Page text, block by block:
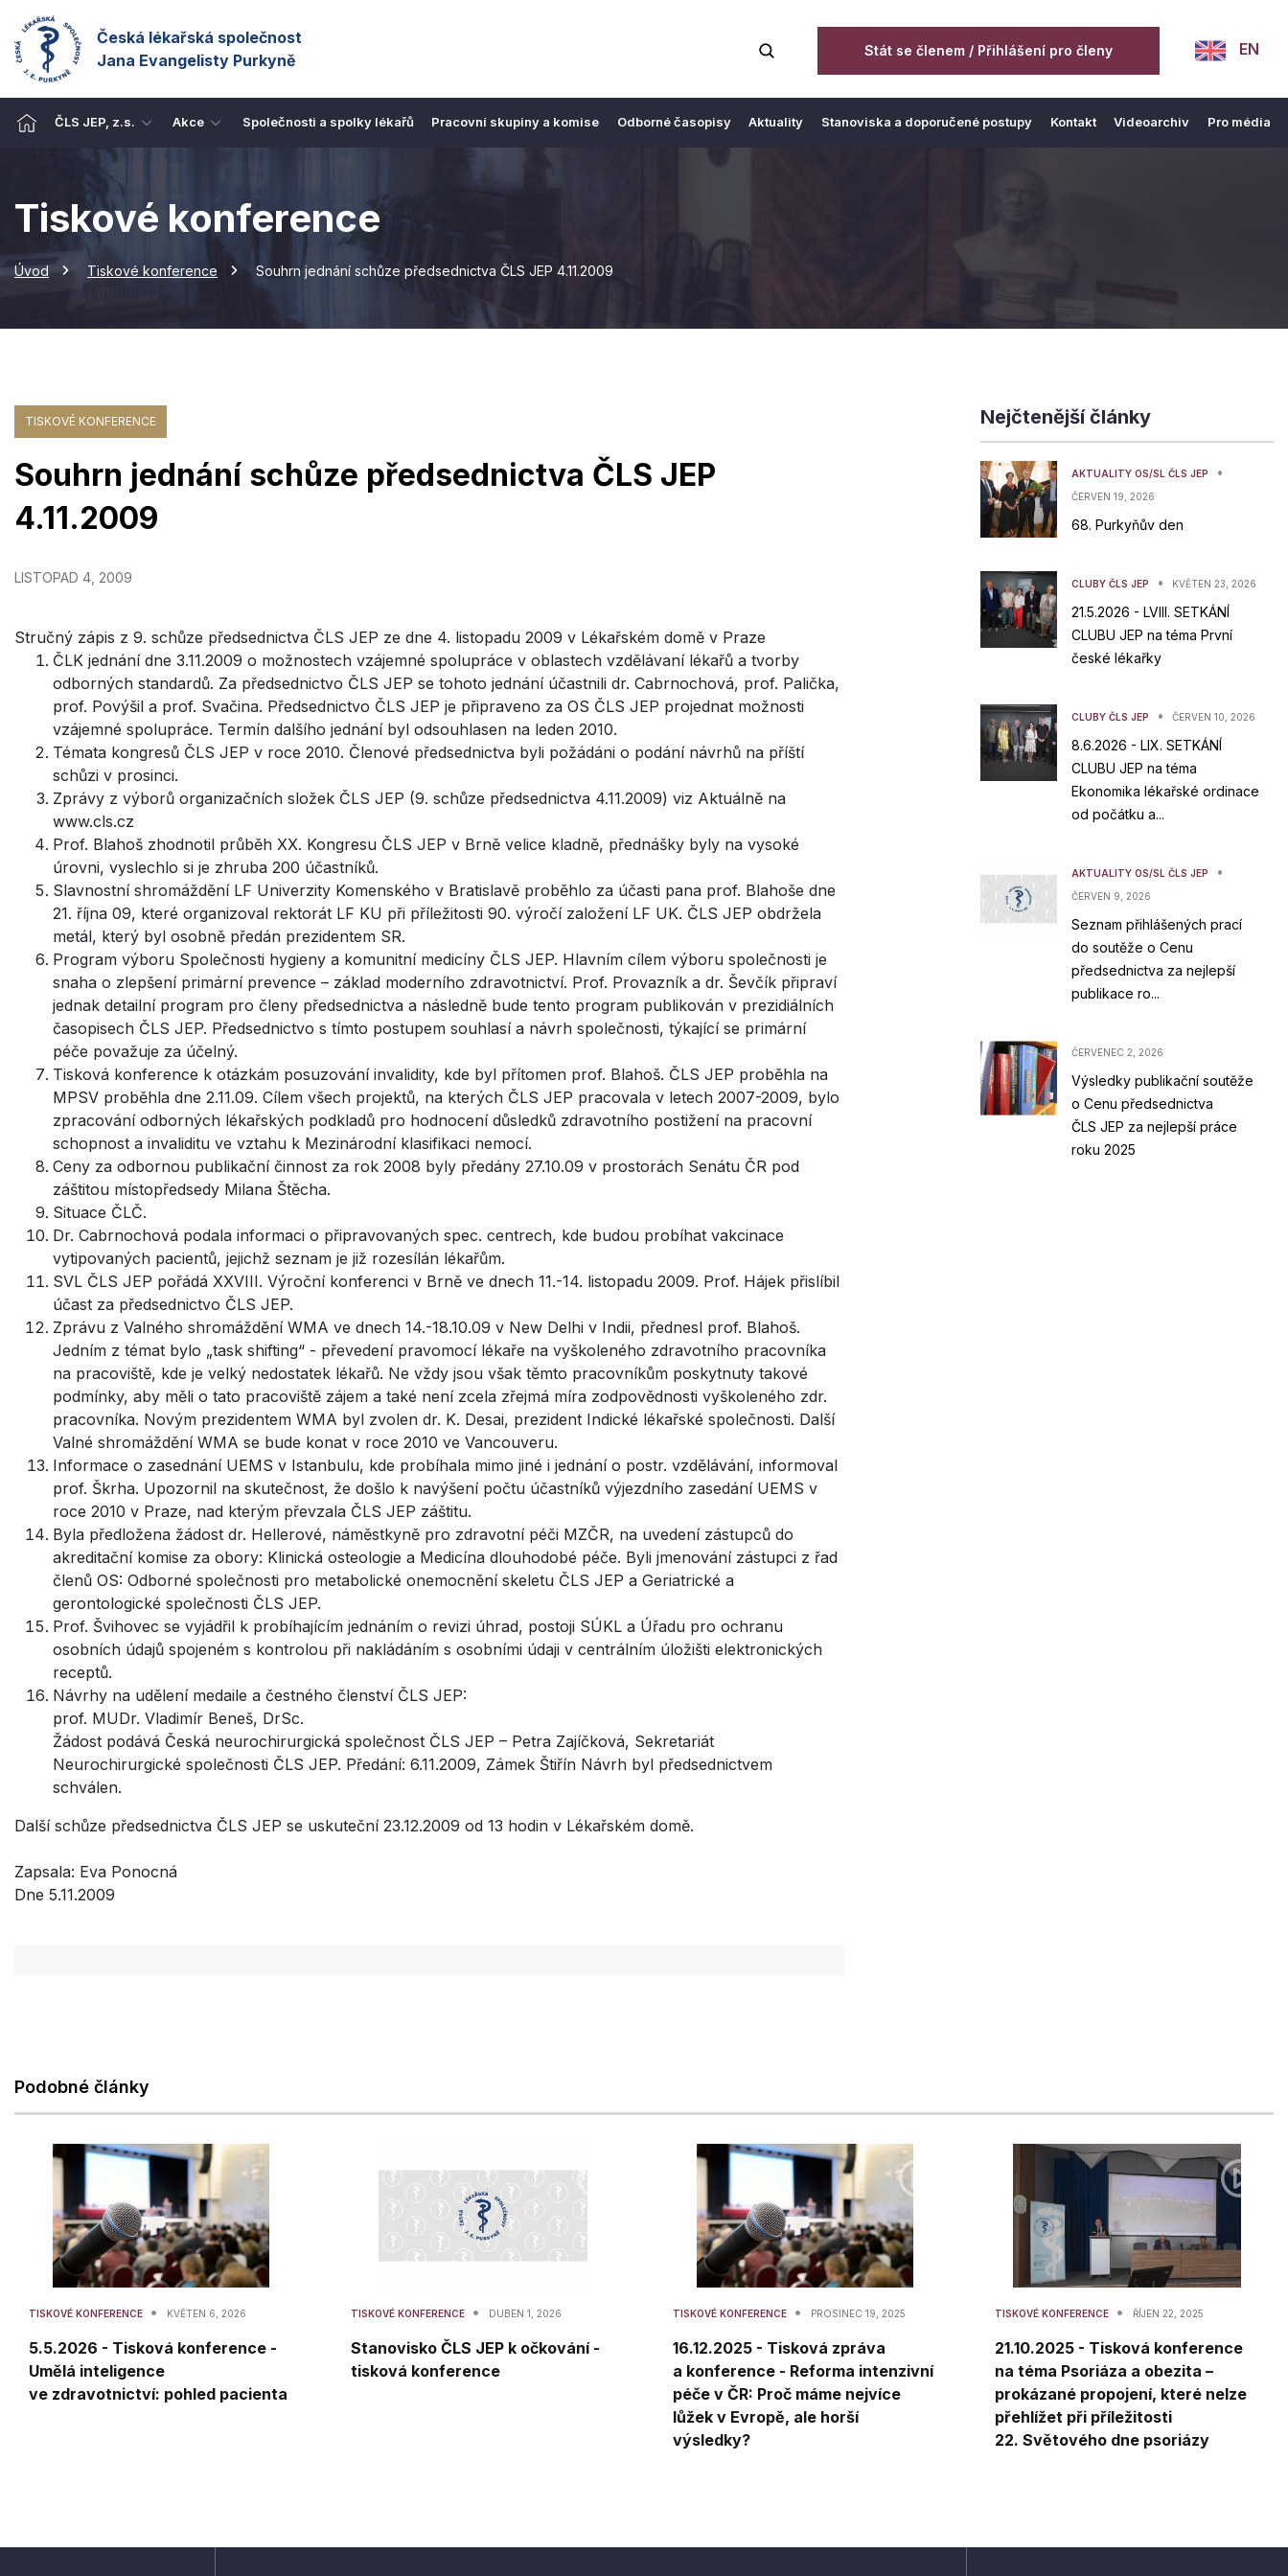
Česká lékařská společnost
Jana Evangelisty Purkyně
ČLS JEP, z.s. Akce Společnosti a spolky lékařů Pracovní skupiny a komise Odborné časopisy Aktuality Stanoviska a doporučené postupy Kontakt Videoarchiv Pro média
Stát se členem / Přihlášení pro členy EN
Tiskové konference
Úvod Tiskové konference Souhrn jednání schůze předsednictva ČLS JEP 4.11.2009
TISKOVÉ KONFERENCE
Souhrn jednání schůze předsednictva ČLS JEP
4.11.2009
LISTOPAD 4, 2009
Stručný zápis z 9. schůze předsednictva ČLS JEP ze dne 4. listopadu 2009 v Lékařském domě v Praze
ČLK jednání dne 3.11.2009 o možnostech vzájemné spolupráce v oblastech vzdělávaní lékařů a tvorby
odborných standardů. Za předsednictvo ČLS JEP se tohoto jednání účastnili dr. Cabrnochová, prof. Palička,
prof. Povýšil a prof. Svačina. Předsednictvo ČLS JEP je připraveno za OS ČLS JEP projednat možnosti
vzájemné spolupráce. Termín dalšího jednání byl odsouhlasen na leden 2010.
Témata kongresů ČLS JEP v roce 2010. Členové předsednictva byli požádáni o podání návrhů na příští
schůzi v prosinci.
Zprávy z výborů organizačních složek ČLS JEP (9. schůze předsednictva 4.11.2009) viz Aktuálně na
www.cls.cz
Prof. Blahoš zhodnotil průběh XX. Kongresu ČLS JEP v Brně velice kladně, přednášky byly na vysoké
úrovni, vyslechlo si je zhruba 200 účastníků.
Slavnostní shromáždění LF Univerzity Komenského v Bratislavě proběhlo za účasti pana prof. Blahoše dne
21. října 09, které organizoval rektorát LF KU při příležitosti 90. výročí založení LF UK. ČLS JEP obdržela
metál, který byl osobně předán prezidentem SR.
Program výboru Společnosti hygieny a komunitní medicíny ČLS JEP. Hlavním cílem výboru společnosti je
snaha o zlepšení primární prevence – základ moderního zdravotnictví. Prof. Provazník a dr. Ševčík připraví
jednak detailní program pro členy předsednictva a následně bude tento program publikován v prezidiálních
časopisech ČLS JEP. Předsednictvo s tímto postupem souhlasí a návrh společnosti, týkající se primární
péče považuje za účelný.
Tisková konference k otázkám posuzování invalidity, kde byl přítomen prof. Blahoš. ČLS JEP proběhla na
MPSV proběhla dne 2.11.09. Cílem všech projektů, na kterých ČLS JEP pracovala v letech 2007-2009, bylo
zpracování odborných lékařských podkladů pro hodnocení důsledků zdravotního postižení na pracovní
schopnost a invaliditu ve vztahu k Mezinárodní klasifikaci nemocí.
Ceny za odbornou publikační činnost za rok 2008 byly předány 27.10.09 v prostorách Senátu ČR pod
záštitou místopředsedy Milana Štěcha.
Situace ČLČ.
Dr. Cabrnochová podala informaci o připravovaných spec. centrech, kde budou probíhat vakcinace
vytipovaných pacientů, jejichž seznam je již rozesílán lékařům.
SVL ČLS JEP pořádá XXVIII. Výroční konferenci v Brně ve dnech 11.-14. listopadu 2009. Prof. Hájek přislíbil
účast za předsednictvo ČLS JEP.
Zprávu z Valného shromáždění WMA ve dnech 14.-18.10.09 v New Delhi v Indii, přednesl prof. Blahoš.
Jedním z témat bylo „task shifting“ - převedení pravomocí lékaře na vyškoleného zdravotního pracovníka
na pracoviště, kde je velký nedostatek lékařů. Ne vždy jsou však těmto pracovníkům poskytnuty takové
podmínky, aby měli o tato pracoviště zájem a také není zcela zřejmá míra zodpovědnosti vyškoleného zdr.
pracovníka. Novým prezidentem WMA byl zvolen dr. K. Desai, prezident Indické lékařské společnosti. Další
Valné shromáždění WMA se bude konat v roce 2010 ve Vancouveru.
Informace o zasednání UEMS v Istanbulu, kde probíhala mimo jiné i jednání o postr. vzdělávání, informoval
prof. Škrha. Upozornil na skutečnost, že došlo k navýšení počtu účastníků výjezdního zasedání UEMS v
roce 2010 v Praze, nad kterým převzala ČLS JEP záštitu.
Byla předložena žádost dr. Hellerové, náměstkyně pro zdravotní péči MZČR, na uvedení zástupců do
akreditační komise za obory: Klinická osteologie a Medicína dlouhodobé péče. Byli jmenování zástupci z řad
členů OS: Odborné společnosti pro metabolické onemocnění skeletu ČLS JEP a Geriatrické a
gerontologické společnosti ČLS JEP.
Prof. Švihovec se vyjádřil k probíhajícím jednáním o revizi úhrad, postoji SÚKL a Úřadu pro ochranu
osobních údajů spojeném s kontrolou při nakládáním s osobními údaji v centrálním úložišti elektronických
receptů.
Návrhy na udělení medaile a čestného členství ČLS JEP:
prof. MUDr. Vladimír Beneš, DrSc.
Žádost podává Česká neurochirurgická společnost ČLS JEP – Petra Zajíčková, Sekretariát
Neurochirurgické společnosti ČLS JEP. Předání: 6.11.2009, Zámek Štiřín Návrh byl předsednictvem
schválen.
Další schůze předsednictva ČLS JEP se uskuteční 23.12.2009 od 13 hodin v Lékařském domě.
Zapsala: Eva Ponocná
Dne 5.11.2009
Nejčtenější články
AKTUALITY OS/SL ČLS JEP •
ČERVEN 19, 2026
68. Purkyňův den
CLUBY ČLS JEP • KVĚTEN 23, 2026
21.5.2026 - LVIII. SETKÁNÍ
CLUBU JEP na téma První
české lékařky
CLUBY ČLS JEP • ČERVEN 10, 2026
8.6.2026 - LIX. SETKÁNÍ
CLUBU JEP na téma
Ekonomika lékařské ordinace
od počátku a...
AKTUALITY OS/SL ČLS JEP •
ČERVEN 9, 2026
Seznam přihlášených prací
do soutěže o Cenu
předsednictva za nejlepší
publikace ro...
ČERVENEC 2, 2026
Výsledky publikační soutěže
o Cenu předsednictva
ČLS JEP za nejlepší práce
roku 2025
Podobné články
TISKOVÉ KONFERENCE • KVĚTEN 6, 2026
5.5.2026 - Tisková konference -
Umělá inteligence
ve zdravotnictví: pohled pacienta
TISKOVÉ KONFERENCE • DUBEN 1, 2026
Stanovisko ČLS JEP k očkování -
tisková konference
TISKOVÉ KONFERENCE • PROSINEC 19, 2025
16.12.2025 - Tisková zpráva
a konference - Reforma intenzivní
péče v ČR: Proč máme nejvíce
lůžek v Evropě, ale horší
výsledky?
TISKOVÉ KONFERENCE • ŘÍJEN 22, 2025
21.10.2025 - Tisková konference
na téma Psoriáza a obezita –
prokázané propojení, které nelze
přehlížet při příležitosti
22. Světového dne psoriázy